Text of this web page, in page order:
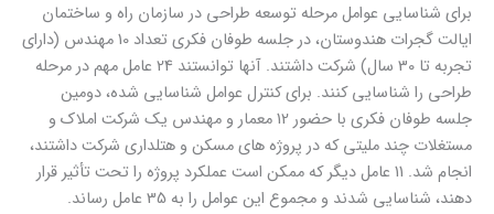
برای شناسایی عوامل مرحله توسعه طراحی در سازمان راه و ساختمان
ایالت گجرات هندوستان، در جلسه طوفان فکری تعداد 10 مهندس (دارای
تجربه تا 30 سال) شرکت داشتند. آنها توانستند 24 عامل مهم در مرحله
طراحی را شناسایی کنند. برای کنترل عوامل شناسایی شده، دومین
جلسه طوفان فکری با حضور 12 معمار و مهندس یک شرکت املاک و
مستغلات چند ملیتی که در پروژه های مسکن و هتلداری شرکت داشتند،
انجام شد. 11 عامل دیگر که ممکن است عملکرد پروژه را تحت تأثیر قرار
دهند، شناسایی شدند و مجموع این عوامل را به 35 عامل رساند.